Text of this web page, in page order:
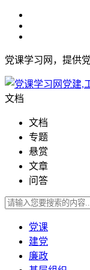
党课学习网，提供
文档
文档
专题
悬赏
文章
问答
党课
建党
廉政